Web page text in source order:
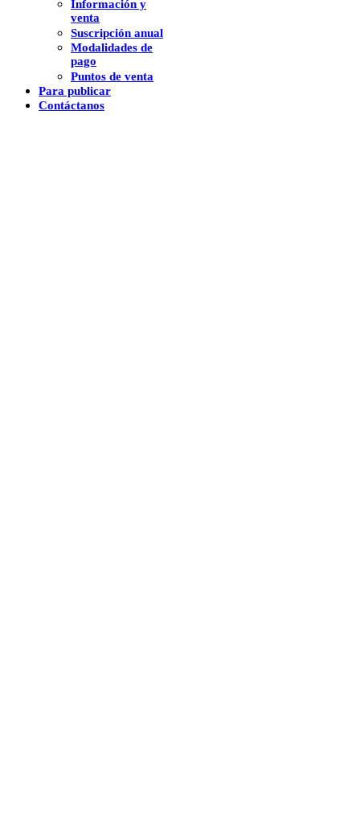
Información y
venta
Suscripción anual
Modalidades de
pago
Puntos de venta
Para publicar
Contáctanos